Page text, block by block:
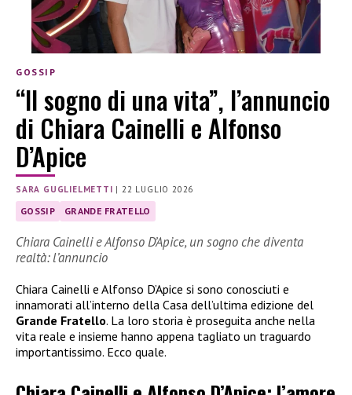
GOSSIP
“Il sogno di una vita”, l’annuncio
di Chiara Cainelli e Alfonso
D’Apice
SARA GUGLIELMETTI | 22 LUGLIO 2026
GOSSIP GRANDE FRATELLO
Chiara Cainelli e Alfonso D’Apice, un sogno che diventa
realtà: l’annuncio
Chiara Cainelli e Alfonso D’Apice si sono conosciuti e
innamorati all’interno della Casa dell’ultima edizione del
Grande Fratello. La loro storia è proseguita anche nella
vita reale e insieme hanno appena tagliato un traguardo
importantissimo. Ecco quale.